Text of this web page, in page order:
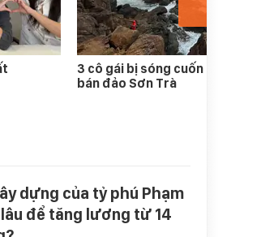
3 cô gái bị sóng cuốn mất tích ở
bán đảo Sơn Trà
dựng của tỷ phú Phạm
để tăng lương từ 14